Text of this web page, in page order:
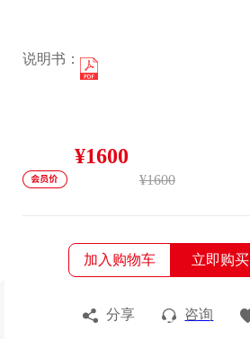
说明书：
¥1600
¥1600
加入购物车 立即购买
分享 咨询